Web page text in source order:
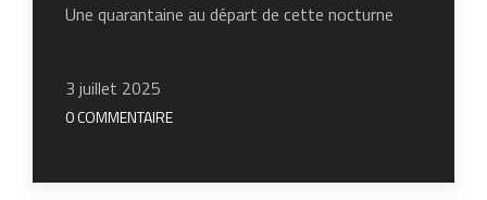
Une quarantaine au départ de cette nocturne
3 juillet 2025
0 COMMENTAIRE